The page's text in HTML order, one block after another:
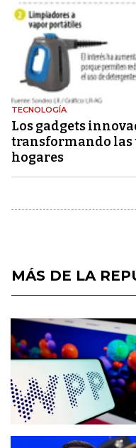
TECNOLOGÍA
Los gadgets
transformando las
hogares
MÁS DE LA